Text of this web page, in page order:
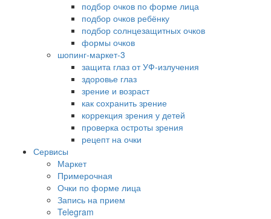
подбор очков по форме лица
подбор очков ребёнку
подбор солнцезащитных очков
формы очков
шопинг-маркет-3
защита глаз от УФ-излучения
здоровье глаз
зрение и возраст
как сохранить зрение
коррекция зрения у детей
проверка остроты зрения
рецепт на очки
Сервисы
Маркет
Примерочная
Очки по форме лица
Запись на прием
Telegram